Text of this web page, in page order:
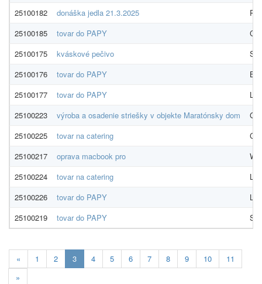
25100182
donáška jedla 21.3.2025
25100185
tovar do PAPY
25100175
kváskové pečivo
25100176
tovar do PAPY
25100177
tovar do PAPY
25100223
výroba a osadenie striešky v objekte Maratónsky dom
25100225
tovar na catering
25100217
oprava macbook pro
25100224
tovar na catering
25100226
tovar do PAPY
25100219
tovar do PAPY
« 1 2 3Aktuálna
stránka
4 5 6 7 8 9 10
11
»